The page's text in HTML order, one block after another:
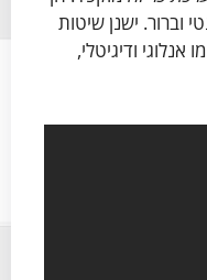
וברור. ישנן שיטות
אנלוגי ודיגיטלי,